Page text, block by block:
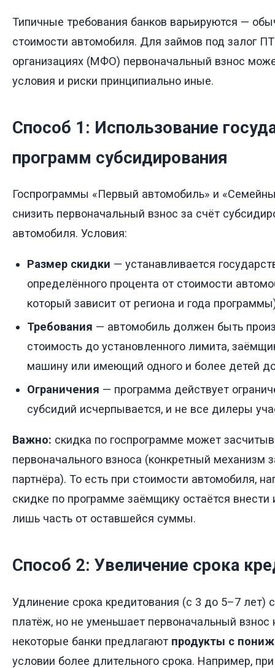
Типичные требования банков варьируются —
стоимости автомобиля. Для займов под залог
организациях (МФО) первоначальный взнос
условия и риски принципиально иные.
Способ 1: Использование
программ субсидирования
Госпрограммы «Первый автомобиль» и
снизить первоначальный взнос за счёт
автомобиля. Условия:
Размер скидки — устанавливается
определённого процента от стоимости
который зависит от региона и года
Требования — автомобиль должен быть
стоимость до установленного лимита,
машину или имеющий одного и более детей
Ограничения — программа действует
субсидий исчерпывается, и не все дилеры
Важно: скидка по госпрограмме может
первоначального взноса (конкретный механизм
партнёра). То есть при стоимости автомобиля,
скидке по программе заёмщику остаётся внести
лишь часть от оставшейся суммы.
Способ 2: Увеличение срока
Удлинение срока кредитования (с 3 до 5–7
платёж, но не уменьшает первоначальный
некоторые банки предлагают продукты с
условии более длительного срока. Например,